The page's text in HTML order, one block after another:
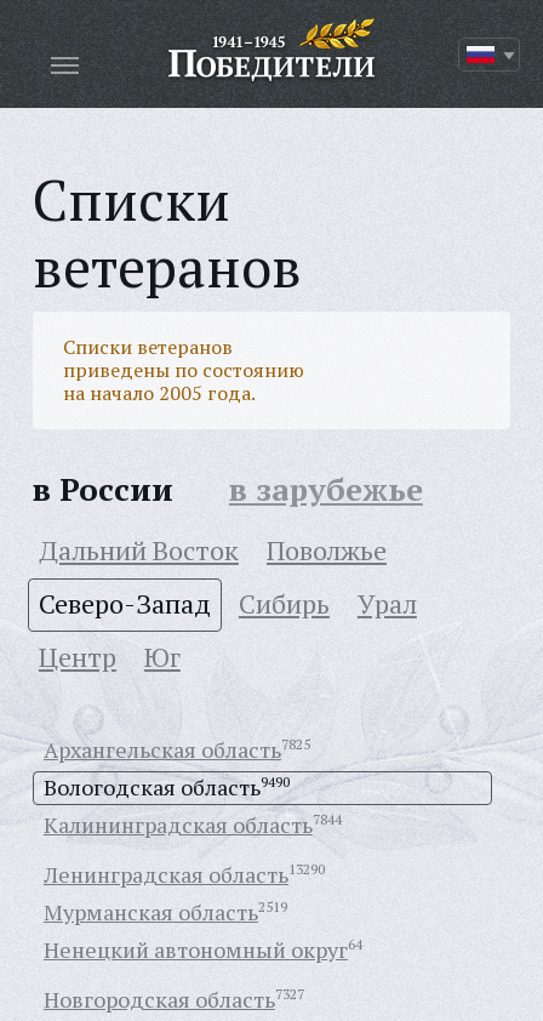
Списки
ветеранов
Списки ветеранов
приведены по состоянию
на начало 2005 года.
в России в зарубежье
Дальний Восток
Поволжье
Северо-Запад
Сибирь
Урал
Центр
Юг
Архангельская область7825
Вологодская область9490
Калининградская область7844
Ленинградская область13290
Мурманская область2519
Ненецкий автономный округ64
Новгородская область7327